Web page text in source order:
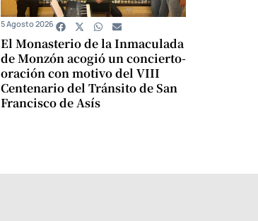
El Monasterio de la Inmaculada
de Monzón acogió un concierto-
oración con motivo del VIII
Centenario del Tránsito de San
Francisco de Asís
5 Agosto 2026